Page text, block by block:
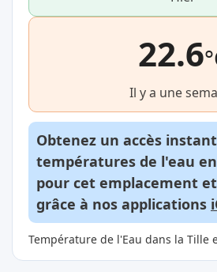
22.6
Il y a une
Obtenez un accès
températures de l'eau
pour cet emplacement
grâce à nos applications
Température de l'Eau dans la Tille